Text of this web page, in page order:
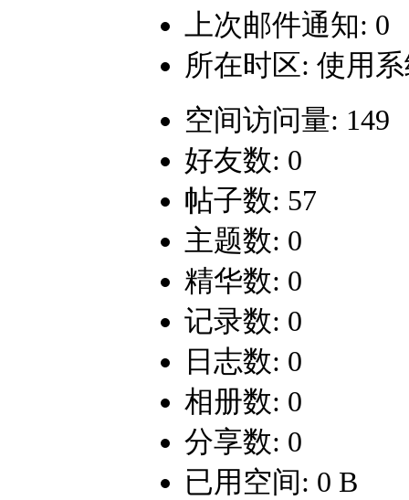
上次邮件通知: 0
所在时区: 使用
空间访问量: 149
好友数: 0
帖子数: 57
主题数: 0
精华数: 0
记录数: 0
日志数: 0
相册数: 0
分享数: 0
已用空间: 0 B